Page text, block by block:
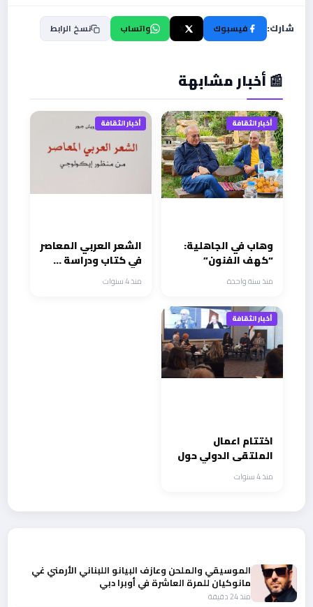
شارك: فيسبوك واتساب نسخ الرابط
📰 أخبار مشابهة
أخبار الثقافة
وهاب في الجاهلية:
“كهف الفنون”
مشروع يستحق
الرعاية
منذ سنة واحدة
أخبار الثقافة
‎الشعر العربي المعاصر
في كتاب ودراسة …
منذ 4 سنوات
أخبار الثقافة
‎اختتام اعمال
الملتقى الدولي حول
مواقع التراث السوري
المسجلة على لائحة
اكسبو دبي ٢٠٢٠
منذ 4 سنوات
الموسيقي والملحن وعازف البيانو اللبناني الأرمني غي
مانوكيان للمرة العاشرة في أوبرا دبي
منذ 24 دقيقة